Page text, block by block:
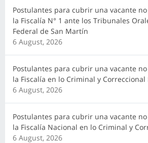
Postulantes para cubrir una vacante
la Fiscalía N° 1 ante los Tribunales
Federal de San Martín
6 August, 2026
Postulantes para cubrir una vacante
la Fiscalía en lo Criminal y Correccional
6 August, 2026
Postulantes para cubrir una vacante
la Fiscalía Nacional en lo Criminal y
6 August, 2026